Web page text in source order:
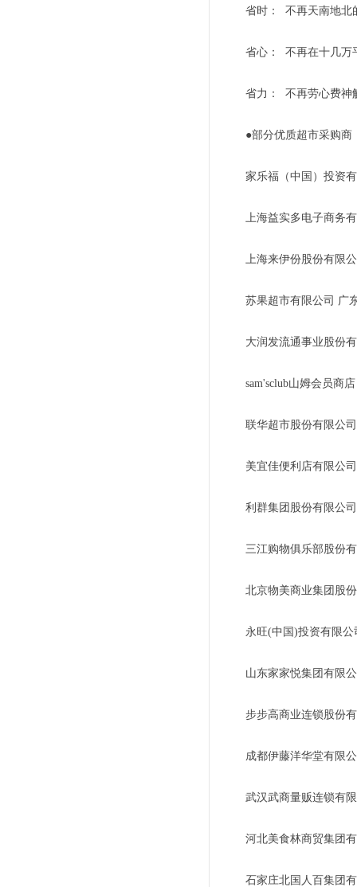
省时： 不再天南地北
省心： 不再在十几万
省力： 不再劳心费神
●部分优质超市采购商
家乐福（中国）投资
上海益实多电子商务
上海来伊份股份有限
苏果超市有限公司 广
大润发流通事业股份
sam'sclub山姆会员商
联华超市股份有限公
美宜佳便利店有限公
利群集团股份有限公
三江购物俱乐部股份
北京物美商业集团股
永旺(中国)投资有限
山东家家悦集团有限
步步高商业连锁股份
成都伊藤洋华堂有限
武汉武商量贩连锁有
河北美食林商贸集团
石家庄北国人百集团